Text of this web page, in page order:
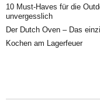
10 Must-Haves für die
unvergesslich
Der Dutch Oven – Das
Kochen am Lagerfeuer